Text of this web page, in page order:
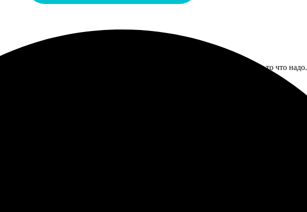
помялась. Углы ровные, резак видно хороший. Для архивных снимков — то что надо.
рисунок не слез, стоит на видном месте. Задумка удалась.